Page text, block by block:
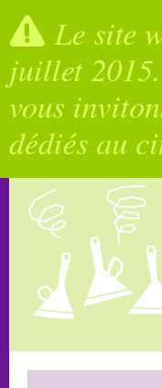
Le site
juillet
vous
dédiés au